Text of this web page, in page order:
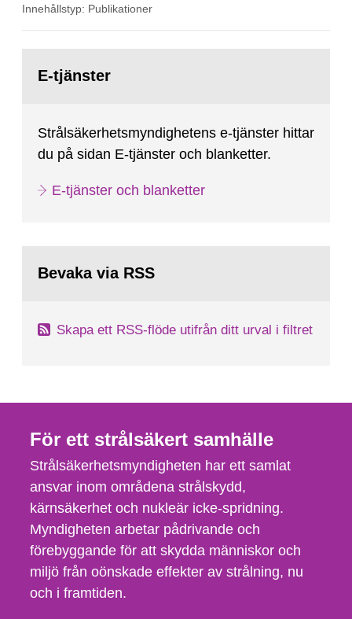
den här publikationen i tryckt format? SSM Du
du beställa upp...
Innehållstyp: Publikationer
sida:E-tjänster
Strålsäkerhetsmyndighetens e-tjänster hittar
du på sidan E-tjänster och blanketter.
E-tjänster och blanketter
Bevaka via RSS
Skapa ett RSS-flöde utifrån ditt urval i filtret
För ett strålsäkert samhälle
Strålsäkerhetsmyndigheten har ett samlat
ansvar inom områdena strålskydd,
kärnsäkerhet och nukleär icke-spridning.
Myndigheten arbetar pådrivande och
förebyggande för att skydda människor och
miljö från oönskade effekter av strålning, nu
och i framtiden.